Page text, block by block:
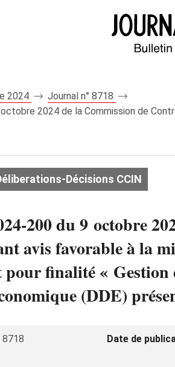
2024
Journal n° 8718
2024 de la Commission de
Décisions CCIN
du 9 octobre
avis favorable à la
pour finalité «
(DDE)
8718 Date de